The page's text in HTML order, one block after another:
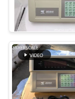
QUALITÉ
NOUVELLES
LES
AFFAIRES